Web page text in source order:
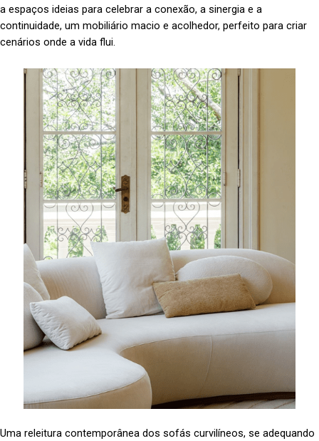
a espaços ideias para celebrar a conexão, a sinergia e a
continuidade, um mobiliário macio e acolhedor, perfeito para criar
cenários onde a vida flui.
Uma releitura contemporânea dos sofás curvilíneos, se adequando